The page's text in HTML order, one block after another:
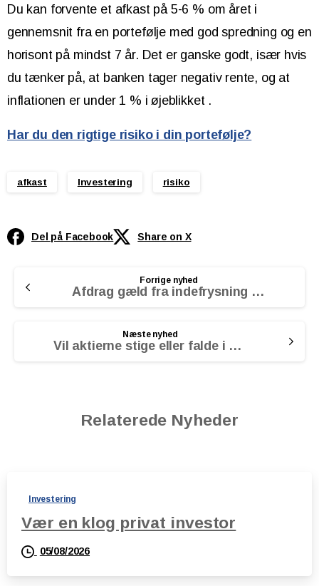
Du kan forvente et afkast på 5-6 % om året i
gennemsnit fra en portefølje med god spredning og en
horisont på mindst 7 år. Det er ganske godt, især hvis
du tænker på, at banken tager negativ rente, og at
inflationen er under 1 % i øjeblikket .
Har du den rigtige risiko i din portefølje?
afkast Investering risiko
Del på Facebook Share on X
Reading
Forrige nyhed
Afdrag gæld fra indefrysning af ejendomsskat
Næste nyhed
Vil aktierne stige eller falde i 2021
Relaterede Nyheder
Investering
Vær en klog privat investor
05/08/2026